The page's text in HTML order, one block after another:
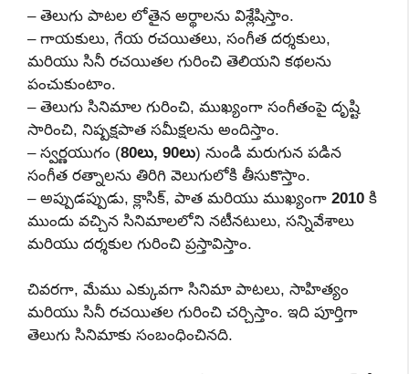
– తెలుగు పాటల లోతైన అర్థాలను విశ్లేషిస్తాం.
– గాయకులు, గేయ రచయితలు, సంగీత దర్శకులు,
మరియు సినీ రచయితల గురించి తెలియని కథలను
పంచుకుంటాం.
– తెలుగు సినిమాల గురించి, ముఖ్యంగా సంగీతంపై దృష్టి
సారించి, నిష్పక్షపాత సమీక్షలను అందిస్తాం.
– స్వర్ణయుగం (80లు, 90లు) నుండి మరుగున పడిన
సంగీత రత్నాలను తిరిగి వెలుగులోకి తీసుకొస్తాం.
– అప్పుడప్పుడు, క్లాసిక్, పాత మరియు ముఖ్యంగా 2010 కి
ముందు వచ్చిన సినిమాలలోని నటీనటులు, సన్నివేశాలు
మరియు దర్శకుల గురించి ప్రస్తావిస్తాం.
చివరగా, మేము ఎక్కువగా సినిమా పాటలు, సాహిత్యం
మరియు సినీ రచయితల గురించి చర్చిస్తాం. ఇది పూర్తిగా
తెలుగు సినిమాకు సంబంధించినది.